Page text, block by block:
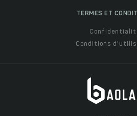
TERMES ET
Conditions